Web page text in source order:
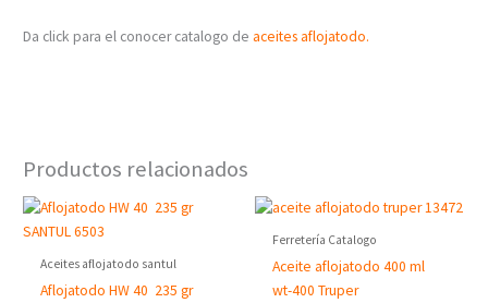
Da click para el conocer catalogo deaceites aflojatodo.
Productos relacionados
Aceites aflojatodo santul
Aflojatodo HW 40 235 gr
Ferretería Catalogo
Aceite aflojatodo 400 ml
wt-400 Truper